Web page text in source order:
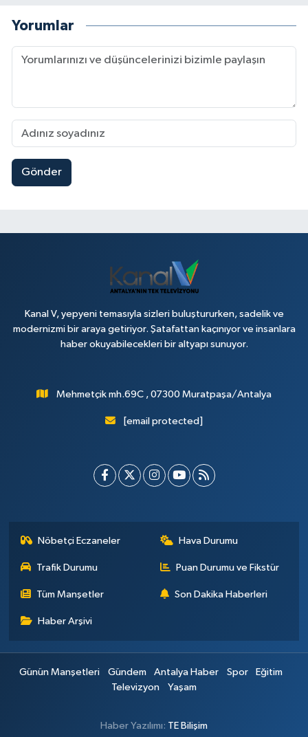
Yorumlar
Gönder
Kanal V, yepyeni temasıyla sizleri buluştururken, sadelik ve
modernizmi bir araya getiriyor. Şatafattan kaçınıyor ve insanlara
haber okuyabilecekleri bir altyapı sunuyor.
Mehmetçik mh.69C , 07300 Muratpaşa/Antalya
[email protected]
Nöbetçi Eczaneler Hava Durumu
Trafik Durumu Puan Durumu ve Fikstür
Tüm Manşetler Son Dakika Haberleri
Haber Arşivi
Günün Manşetleri Gündem Antalya Haber Spor
Eğitim
Televizyon
Yaşam
Haber Yazılımı: TE Bilişim